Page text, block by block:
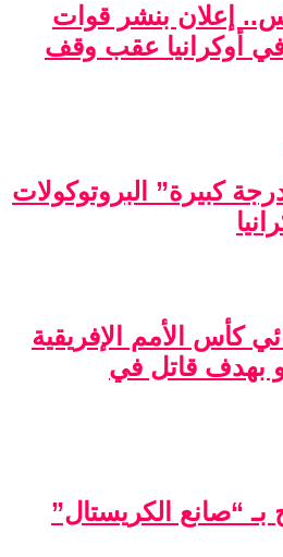
إعلان بنشر قوات
أوكرانيا عقب وقف
كبيرة” البروتوكولات
كأس الأمم الإفريقية
بهدف قاتل في
بـ “صانع الكريستال”